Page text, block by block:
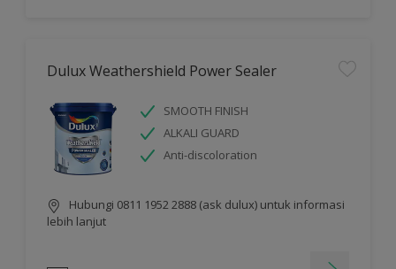
Dulux Weathershield Power Sealer
SMOOTH FINISH
ALKALI GUARD
Anti-discoloration
Hubungi 0811 1952 2888 (ask dulux) untuk informasi
lebih lanjut